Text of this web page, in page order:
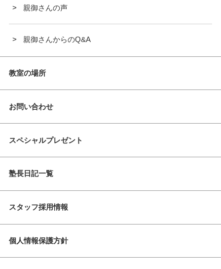
親御さんの声
親御さんからのQ&A
教室の場所
お問い合わせ
スペシャルプレゼント
塾長日記一覧
スタッフ採用情報
個人情報保護方針